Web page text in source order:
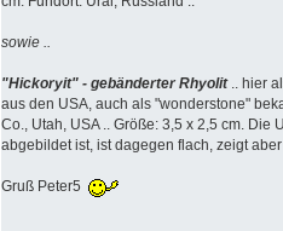
sowie ..
"Hickoryit" - gebänderter Rhyolit.. hier
aus den USA, auch als "wonderstone"
Co., Utah, USA .. Größe: 3,5 x 2,5 cm. Die
abgebildet ist, ist dagegen flach, zeigt
Gruß Peter5